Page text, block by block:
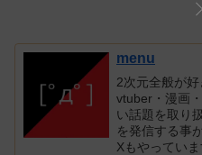
menu
2次元全般が好
vtuber・漫画
い話題を取り
を発信する事
Xもやってい